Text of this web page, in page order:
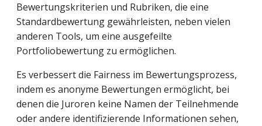
Bewertungskriterien und Rubriken, die eine
Standardbewertung gewährleisten, neben vielen
anderen Tools, um eine ausgefeilte
Portfoliobewertung zu ermöglichen.
Es verbessert die Fairness im Bewertungsprozess,
indem es anonyme Bewertungen ermöglicht, bei
denen die Juroren keine Namen der Teilnehmende
oder andere identifizierende Informationen sehen,